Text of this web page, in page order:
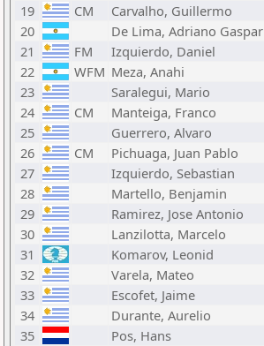
19
CM Carvalho, Guillermo
20
De Lima, Adriano Gaspar
21
FM Izquierdo, Daniel
22
WFM Meza, Anahi
23
Saralegui, Mario
24
CM Manteiga, Franco
25
Guerrero, Alvaro
26
CM Pichuaga, Juan Pablo
27
Izquierdo, Sebastian
28
Martello, Benjamin
29
Ramirez, Jose Antonio
30
Lanzilotta, Marcelo
31
Komarov, Leonid
32
Varela, Mateo
33
Escofet, Jaime
34
Durante, Aurelio
35
Pos, Hans